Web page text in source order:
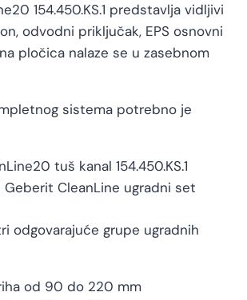
154.450.KS.1 predstavlja vidljivi
odvodni priključak, EPS osnovni
pločica nalaze se u zasebnom
sistema potrebno je
tuš kanal 154.450.KS.1
Geberit CleanLine ugradni set
odgovarajuće grupe ugradnih
od 90 do 220 mm